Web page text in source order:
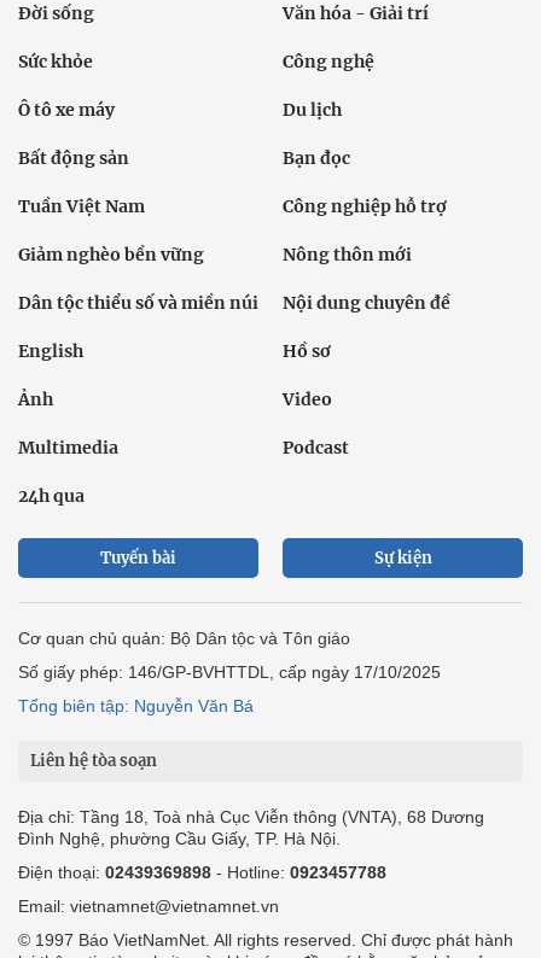
Đời sống Văn hóa - Giải trí
Sức khỏe Công nghệ
Ô tô xe máy Du lịch
Bất động sản Bạn đọc
Tuần Việt Nam Công nghiệp hỗ trợ
Giảm nghèo bền vững Nông thôn mới
Dân tộc thiểu số và miền núi Nội dung chuyên đề
English Hồ sơ
Ảnh Video
Multimedia Podcast
24h qua
Tuyến bài Sự kiện
Cơ quan chủ quản: Bộ Dân tộc và Tôn giáo
Số giấy phép: 146/GP-BVHTTDL, cấp ngày 17/10/2025
Tổng biên tập: Nguyễn Văn Bá
Liên hệ tòa soạn
Địa chỉ: Tầng 18, Toà nhà Cục Viễn thông (VNTA), 68 Dương
Đình Nghệ, phường Cầu Giấy, TP. Hà Nội.
Điện thoại: 02439369898 - Hotline: 0923457788
Email: vietnamnet@vietnamnet.vn
© 1997 Báo VietNamNet. All rights reserved. Chỉ được phát hành